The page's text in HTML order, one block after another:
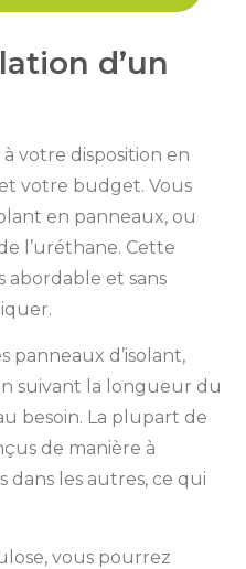
d’un
votre disposition en
votre budget. Vous
en panneaux, ou
l’uréthane. Cette
abordable et sans
panneaux d’isolant,
suivant la longueur du
besoin. La plupart de
de manière à
dans les autres, ce qui
vous pourrez